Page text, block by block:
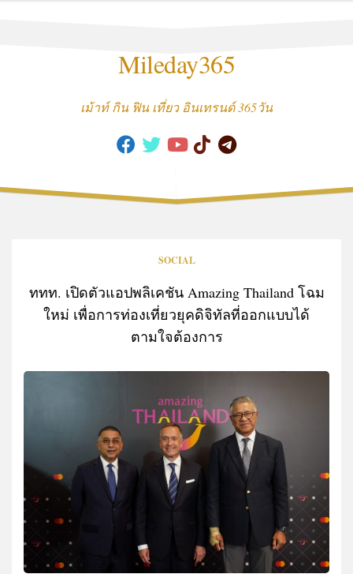
Mileday365
เม้าท์ กิน ฟิน เที่ยว อินเทรนด์ 365วัน
SOCIAL
ททท. เปิดตัวแอปพลิเคชัน Amazing Thailand โฉม
ใหม่ เพื่อการท่องเที่ยวยุคดิจิทัลที่ออกแบบได้
ตามใจต้องการ